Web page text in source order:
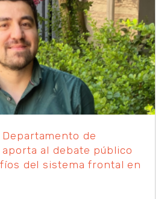
de
aporta al debate público
del sistema frontal en